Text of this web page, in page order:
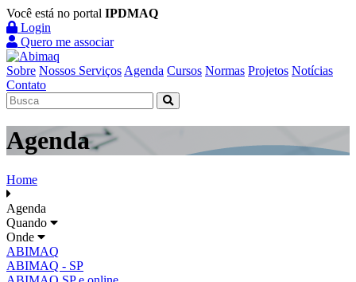
Você está no portal IPDMAQ
Login
Quero me associar
Sobre Nossos Serviços Agenda Cursos Normas Projetos Notícias
Contato
Agenda
Home
Agenda
Quando
Onde
ABIMAQ
ABIMAQ - SP